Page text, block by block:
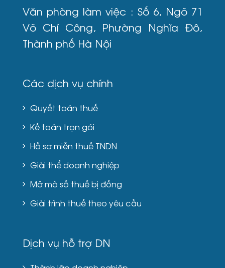
Văn phòng làm việc : Số 6, Ngõ 71
Võ Chí Công, Phường Nghĩa Đô,
Thành phố Hà Nội
Các dịch vụ chính
Quyết toán thuế
Kế toán trọn gói
Hồ sơ miễn thuế TNDN
Giải thể doanh nghiệp
Mở mã số thuế bị đống
Giải trình thuế theo yêu cầu
Dịch vụ hỗ trợ DN